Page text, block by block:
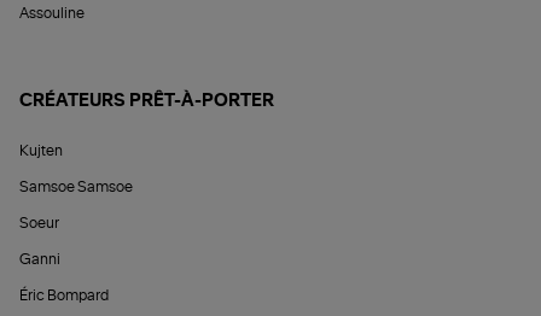
Assouline
CRÉATEURS PRÊT-À-PORTER
Kujten
Samsoe Samsoe
Soeur
Ganni
Éric Bompard